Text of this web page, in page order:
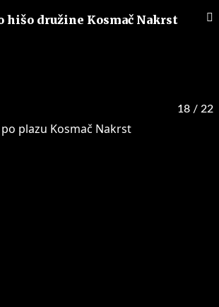
hišo družine Kosmač Nakrst
18 / 22